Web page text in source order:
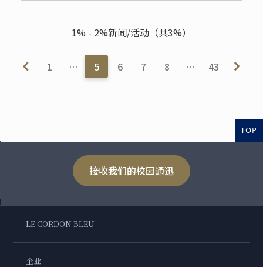
1% - 2%新闻/活动（共3%）
1 … 5 6 7 8 … 43
TOP
接收我们的校园通迅
LE CORDON BLEU
企业